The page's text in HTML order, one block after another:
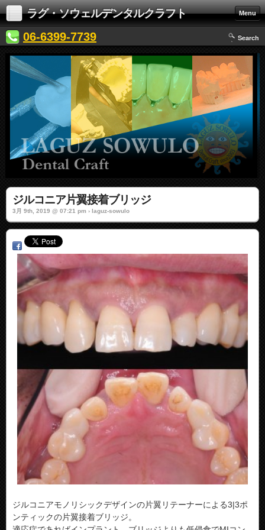
ラグ・ソウェルデンタルクラフト Menu
06-6399-7739 Search
ジルコニア片翼接着ブリッジ
3月 9th, 2019 @ 07:21 pm › laguz-sowulo
ジルコニアモノリシックデザインの片翼リテーナーによる3|3ポ
ンティックの片翼接着ブリッジ。